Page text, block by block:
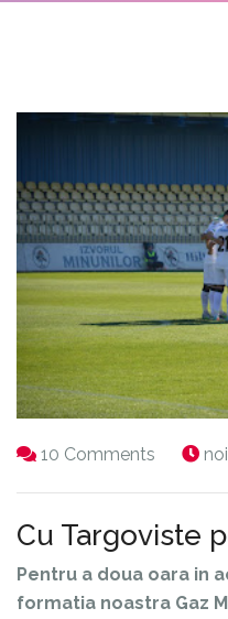
10 Comments
Cu Targoviste
Pentru a doua oara in
formatia noastra Gaz